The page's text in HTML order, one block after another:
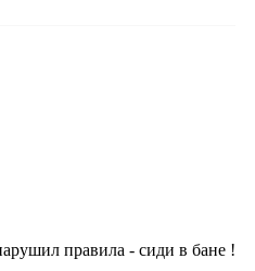
правила - сиди в бане !